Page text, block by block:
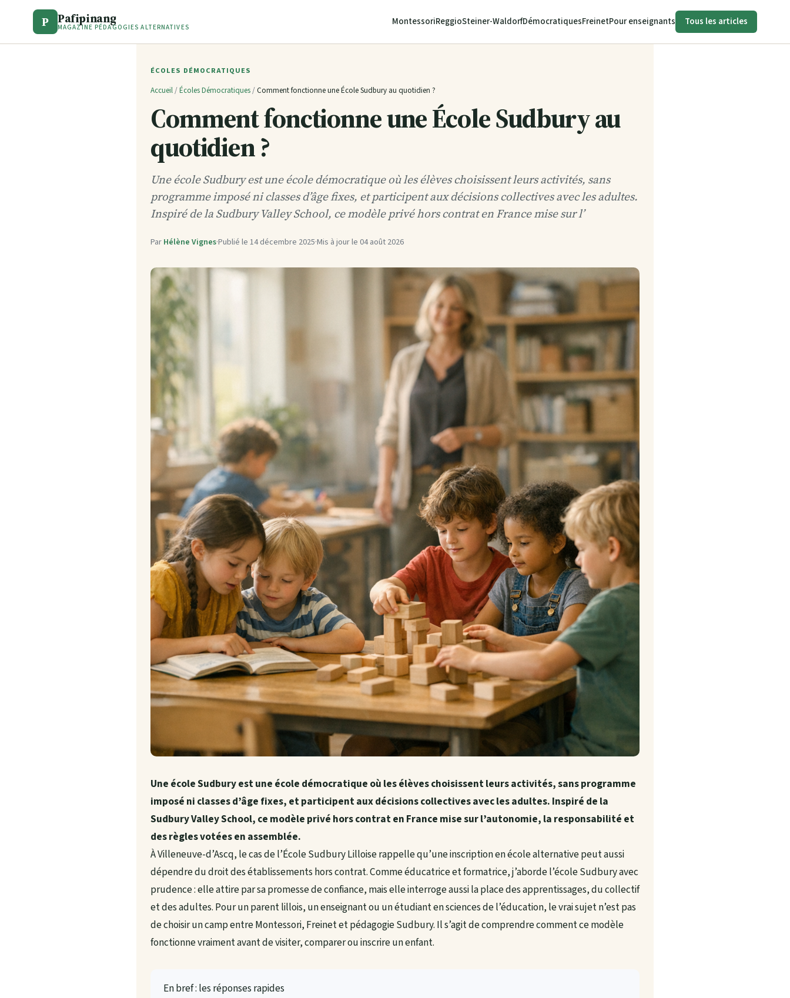
P Pafipinang
MAGAZINE PÉDAGOGIES ALTERNATIVES MontessoriReggioSteiner-WaldorfDémocratiquesFreinetPour enseignants Tous les articles
ÉCOLES DÉMOCRATIQUES
Accueil /Écoles Démocratiques /Comment fonctionne une École Sudbury au quotidien ?
Comment fonctionne une École Sudbury au
quotidien ?
Une école Sudbury est une école démocratique où les élèves choisissent leurs activités, sans
programme imposé ni classes d’âge fixes, et participent aux décisions collectives avec les adultes.
Inspiré de la Sudbury Valley School, ce modèle privé hors contrat en France mise sur l’
Par Hélène Vignes·Publié le 14 décembre 2025·Mis à jour le 04 août 2026
Une école Sudbury est une école démocratique où les élèves choisissent leurs activités, sans programme
imposé ni classes d’âge fixes, et participent aux décisions collectives avec les adultes. Inspiré de la
Sudbury Valley School, ce modèle privé hors contrat en France mise sur l’autonomie, la responsabilité et
des règles votées en assemblée.
À Villeneuve-d’Ascq, le cas de l’École Sudbury Lilloise rappelle qu’une inscription en école alternative peut aussi
dépendre du droit des établissements hors contrat. Comme éducatrice et formatrice, j’aborde l’école Sudbury avec
prudence : elle attire par sa promesse de confiance, mais elle interroge aussi la place des apprentissages, du collectif
et des adultes. Pour un parent lillois, un enseignant ou un étudiant en sciences de l’éducation, le vrai sujet n’est pas
de choisir un camp entre Montessori, Freinet et pédagogie Sudbury. Il s’agit de comprendre comment ce modèle
fonctionne vraiment avant de visiter, comparer ou inscrire un enfant.
En bref : les réponses rapides